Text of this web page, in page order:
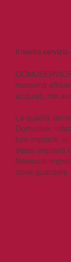
Il nostro
massima
acquisti, ma
La qualità del
Domustek:
tuoi impianti,
stessi impianti
Nessuna
dove guardare.